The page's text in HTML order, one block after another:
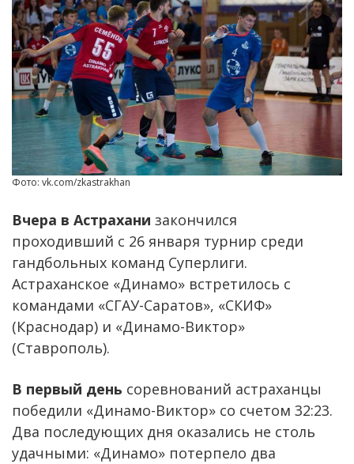
Фото: vk.com/zkastrakhan
Вчера в Астрахани закончился
проходивший с 26 января турнир среди
гандбольных команд Суперлиги.
Астраханское «Динамо» встретилось с
командами «СГАУ-Саратов», «СКИФ»
(Краснодар) и «Динамо-Виктор»
(Ставрополь).
В первый день соревнований астраханцы
победили «Динамо-Виктор» со счетом 32:23.
Два последующих дня оказались не столь
удачными: «Динамо» потерпело два